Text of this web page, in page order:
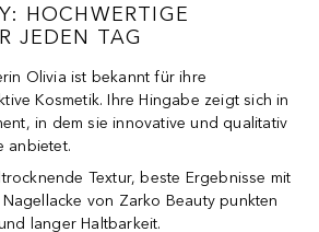
HOCHWERTIGE
JEDEN TAG
Olivia ist bekannt für ihre
Kosmetik. Ihre Hingabe zeigt sich in
in dem sie innovative und qualitativ
anbietet.
Textur, beste Ergebnisse mit
von Zarko Beauty punkten
langer Haltbarkeit.